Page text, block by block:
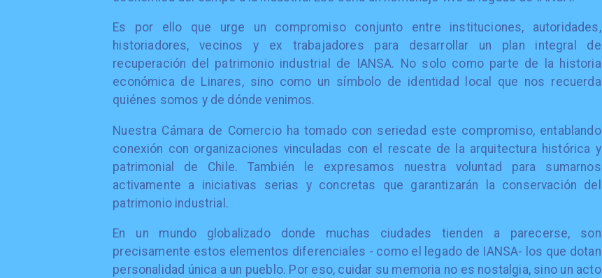
Es por ello que urge un compromiso conjunto entre instituciones, autoridades,
historiadores, vecinos y ex trabajadores para desarrollar un plan integral de
recuperación del patrimonio industrial de IANSA. No solo como parte de la historia
económica de Linares, sino como un símbolo de identidad local que nos recuerda
quiénes somos y de dónde venimos.
Nuestra Cámara de Comercio ha tomado con seriedad este compromiso, entablando
conexión con organizaciones vinculadas con el rescate de la arquitectura histórica y
patrimonial de Chile. También le expresamos nuestra voluntad para sumarnos
activamente a iniciativas serias y concretas que garantizarán la conservación del
patrimonio industrial.
En un mundo globalizado donde muchas ciudades tienden a parecerse, son
precisamente estos elementos diferenciales - como el legado de IANSA- los que dotan
personalidad única a un pueblo. Por eso, cuidar su memoria no es nostalgia, sino un acto